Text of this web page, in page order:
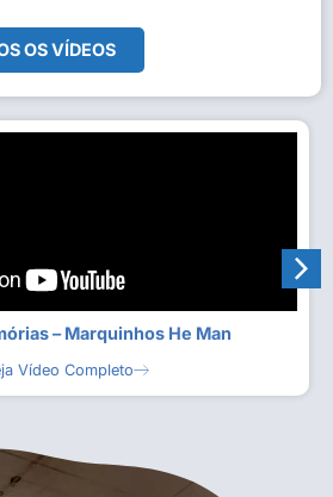
OS VÍDEOS
– Marquinhos He Man
Vídeo Completo